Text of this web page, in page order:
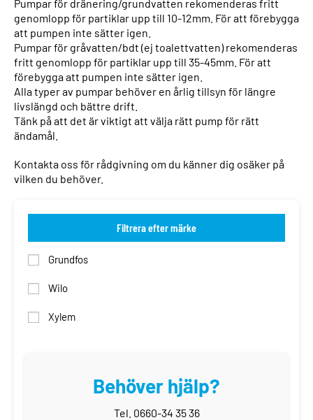
Pumpar för dränering/grundvatten rekomenderas fritt
genomlopp för partiklar upp till 10-12mm. För att förebygga
att pumpen inte sätter igen.
Pumpar för gråvatten/bdt (ej toalettvatten) rekomenderas
fritt genomlopp för partiklar upp till 35-45mm. För att
förebygga att pumpen inte sätter igen.
Alla typer av pumpar behöver en årlig tillsyn för längre
livslängd och bättre drift.
Tänk på att det är viktigt att välja rätt pump för rätt
ändamål.
Kontakta oss för rådgivning om du känner dig osäker på
vilken du behöver.
Filtrera efter märke
Grundfos
Wilo
Xylem
Behöver hjälp?
Tel. 0660-34 35 36